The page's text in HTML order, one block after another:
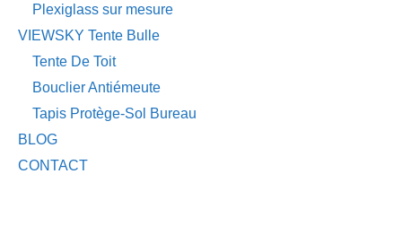
Plexiglass sur mesure
VIEWSKY Tente Bulle
Tente De Toit
Bouclier Antiémeute
Tapis Protège-Sol Bureau
BLOG
CONTACT